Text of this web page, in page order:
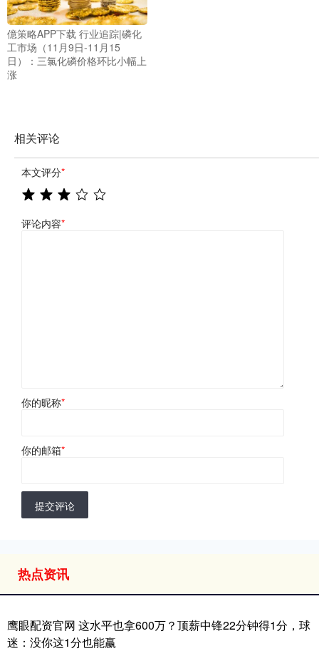
億策略APP下载 行业追踪|磷化
工市场（11月9日-11月15
日）：三氯化磷价格环比小幅上
涨
相关评论
本文评分*
评论内容*
你的昵称*
你的邮箱*
提交评论
热点资讯
鹰眼配资官网 这水平也拿600万？顶薪中锋22分钟得1分，球
迷：没你这1分也能赢